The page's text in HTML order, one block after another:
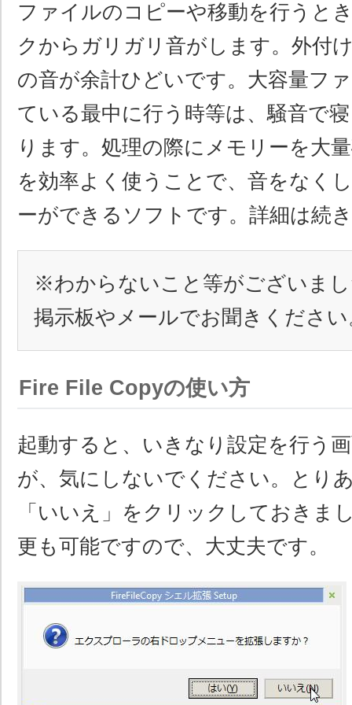
ファイルのコピーや移動を行うと
クからガリガリ音がします。外付
の音が余計ひどいです。大容量フ
ている最中に行う時等は、騒音で
ります。処理の際にメモリーを大
を効率よく使うことで、音をなく
ーができるソフトです。詳細は続
※わからないこと等がございま
掲示板やメールでお聞きください
Fire File Copyの使い方
起動すると、いきなり設定を行う
が、気にしないでください。とり
「いいえ」をクリックしておきま
更も可能ですので、大丈夫です。